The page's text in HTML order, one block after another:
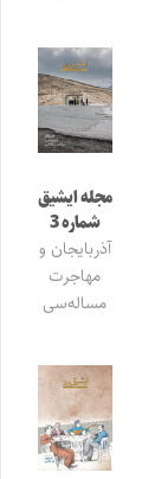
مجله ایشیق
شماره 3
آذربایجان و
مهاجرت
مساله‌سی